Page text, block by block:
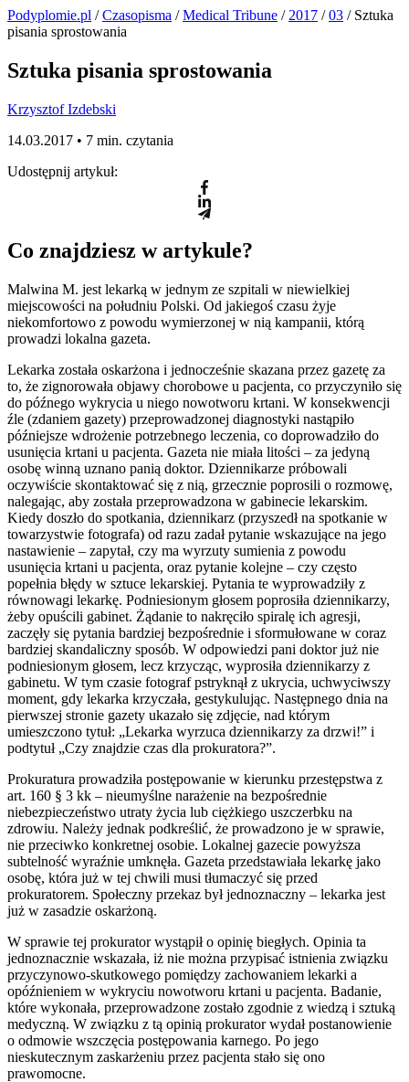
Podyplomie.pl /Czasopisma /Medical Tribune / 2017 /03 / Sztuka
pisania sprostowania
Sztuka pisania sprostowania
Krzysztof Izdebski
14.03.2017 • 7 min. czytania
Udostępnij artykuł:
Co znajdziesz w artykule?
Malwina M. jest lekarką w jednym ze szpitali w niewielkiej
miejscowości na południu Polski. Od jakiegoś czasu żyje
niekomfortowo z powodu wymierzonej w nią kampanii, którą
prowadzi lokalna gazeta.
Lekarka została oskarżona i jednocześnie skazana przez gazetę za
to, że zignorowała objawy chorobowe u pacjenta, co przyczyniło się
do późnego wykrycia u niego nowotworu krtani. W konsekwencji
źle (zdaniem gazety) przeprowadzonej diagnostyki nastąpiło
późniejsze wdrożenie potrzebnego leczenia, co doprowadziło do
usunięcia krtani u pacjenta. Gazeta nie miała litości – za jedyną
osobę winną uznano panią doktor. Dziennikarze próbowali
oczywiście skontaktować się z nią, grzecznie poprosili o rozmowę,
nalegając, aby została przeprowadzona w gabinecie lekarskim.
Kiedy doszło do spotkania, dziennikarz (przyszedł na spotkanie w
towarzystwie fotografa) od razu zadał pytanie wskazujące na jego
nastawienie – zapytał, czy ma wyrzuty sumienia z powodu
usunięcia krtani u pacjenta, oraz pytanie kolejne – czy często
popełnia błędy w sztuce lekarskiej. Pytania te wyprowadziły z
równowagi lekarkę. Podniesionym głosem poprosiła dziennikarzy,
żeby opuścili gabinet. Żądanie to nakręciło spiralę ich agresji,
zaczęły się pytania bardziej bezpośrednie i sformułowane w coraz
bardziej skandaliczny sposób. W odpowiedzi pani doktor już nie
podniesionym głosem, lecz krzycząc, wyprosiła dziennikarzy z
gabinetu. W tym czasie fotograf pstryknął z ukrycia, uchwyciwszy
moment, gdy lekarka krzyczała, gestykulując. Następnego dnia na
pierwszej stronie gazety ukazało się zdjęcie, nad którym
umieszczono tytuł: „Lekarka wyrzuca dziennikarzy za drzwi!” i
podtytuł „Czy znajdzie czas dla prokuratora?”.
Prokuratura prowadziła postępowanie w kierunku przestępstwa z
art. 160 § 3 kk – nieumyślne narażenie na bezpośrednie
niebezpieczeństwo utraty życia lub ciężkiego uszczerbku na
zdrowiu. Należy jednak podkreślić, że prowadzono je w sprawie,
nie przeciwko konkretnej osobie. Lokalnej gazecie powyższa
subtelność wyraźnie umknęła. Gazeta przedstawiała lekarkę jako
osobę, która już w tej chwili musi tłumaczyć się przed
prokuratorem. Społeczny przekaz był jednoznaczny – lekarka jest
już w zasadzie oskarżoną.
W sprawie tej prokurator wystąpił o opinię biegłych. Opinia ta
jednoznacznie wskazała, iż nie można przypisać istnienia związku
przyczynowo-skutkowego pomiędzy zachowaniem lekarki a
opóźnieniem w wykryciu nowotworu krtani u pacjenta. Badanie,
które wykonała, przeprowadzone zostało zgodnie z wiedzą i sztuką
medyczną. W związku z tą opinią prokurator wydał postanowienie
o odmowie wszczęcia postępowania karnego. Po jego
nieskutecznym zaskarżeniu przez pacjenta stało się ono
prawomocne.